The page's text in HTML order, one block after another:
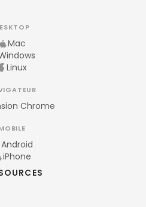
Mac
Linux
Chrome
Android
iPhone